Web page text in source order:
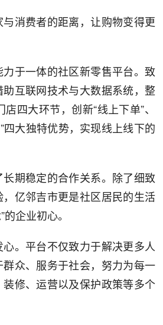
消费者的距离，让购物变得更
于一体的社区新零售平台。致
互联网技术与大数据系统，整
四大环节，创新“线上下单”、
”四大独特优势，实现线上线下的
期稳定的合作关系。除了细致
亿邻吉市更是社区居民的生活
企业初心。
。平台不仅致力于解决更多人
众、服务于社会，努力为每一
修、运营以及保护政策等多个